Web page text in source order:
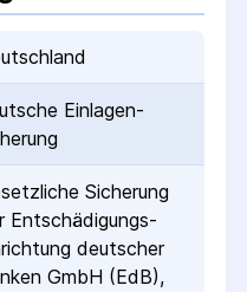
Einlagen­
Sicherung
Entschädigungs­
deutscher
GmbH (EdB),